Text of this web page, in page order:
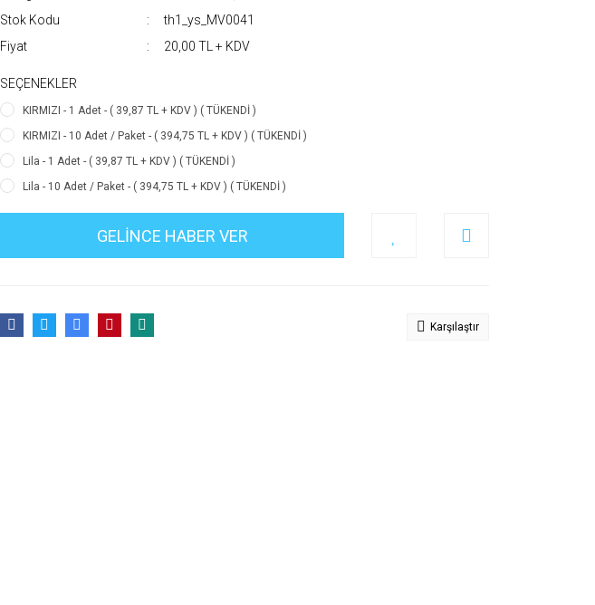
Stok Kodu
th1_ys_MV0041
Fiyat
20,00 TL + KDV
SEÇENEKLER
KIRMIZI - 1 Adet - ( 39,87 TL + KDV ) ( TÜKENDİ )
KIRMIZI - 10 Adet / Paket - ( 394,75 TL + KDV ) ( TÜKENDİ )
Lila - 1 Adet - ( 39,87 TL + KDV ) ( TÜKENDİ )
Lila - 10 Adet / Paket - ( 394,75 TL + KDV ) ( TÜKENDİ )
GELİNCE HABER VER
Karşılaştır